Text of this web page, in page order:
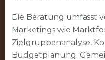
Die Beratung umfasst
Marketings wie
Zielgruppenanalyse,
Budgetplanung.